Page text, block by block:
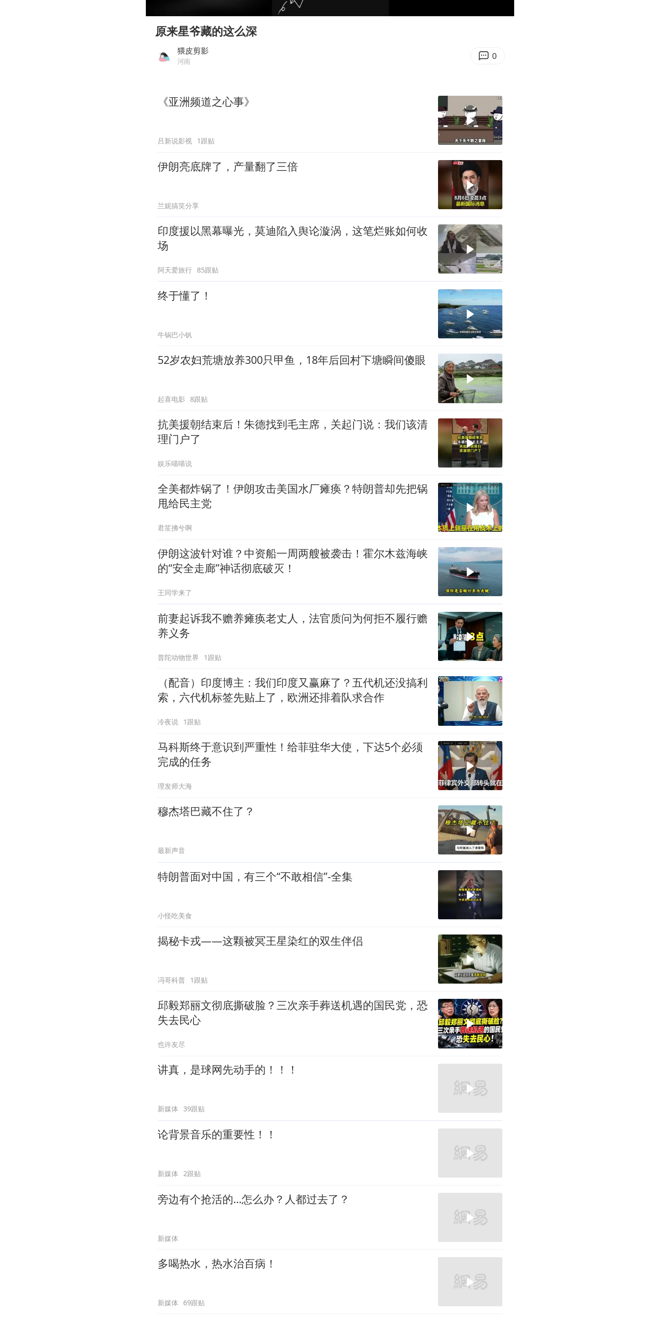
国防部：中国军队坚决反制任何闹海挑衅图谋
国乒男单横滨冠军赛全军覆没
日本试射“战斧”导弹，国防部回应
原来星爷藏的这么深
猥皮剪影
河南 0
《亚洲频道之心事》
吕新说影视 1跟贴
伊朗亮底牌了，产量翻了三倍
兰妮搞笑分享
印度援以黑幕曝光，莫迪陷入舆论漩涡，这笔烂账如何收
场
阿天爱旅行 85跟贴
终于懂了！
牛锅巴小钒
52岁农妇荒塘放养300只甲鱼，18年后回村下塘瞬间傻眼
起喜电影 8跟贴
抗美援朝结束后！朱德找到毛主席，关起门说：我们该清
理门户了
娱乐喵喵说
全美都炸锅了！伊朗攻击美国水厂瘫痪？特朗普却先把锅
甩给民主党
君笙拂兮啊
伊朗这波针对谁？中资船一周两艘被袭击！霍尔木兹海峡
的“安全走廊”神话彻底破灭！
王同学来了
前妻起诉我不赡养瘫痪老丈人，法官质问为何拒不履行赡
养义务
普陀动物世界 1跟贴
（配音）印度博主：我们印度又赢麻了？五代机还没搞利
索，六代机标签先贴上了，欧洲还排着队求合作
冷夜说 1跟贴
马科斯终于意识到严重性！给菲驻华大使，下达5个必须
完成的任务
理发师大海
穆杰塔巴藏不住了？
最新声音
特朗普面对中国，有三个“不敢相信”-全集
小怪吃美食
揭秘卡戎——这颗被冥王星染红的双生伴侣
冯哥科普 1跟贴
邱毅郑丽文彻底撕破脸？三次亲手葬送机遇的国民党，恐
失去民心
也许友尽
讲真，是球网先动手的！！！
新媒体 39跟贴
论背景音乐的重要性！！
新媒体 2跟贴
旁边有个抢活的…怎么办？人都过去了？
新媒体
多喝热水，热水治百病！
新媒体 69跟贴